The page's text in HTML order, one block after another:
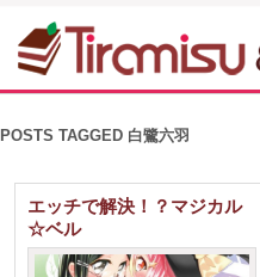
POSTS TAGGED 白鷺六羽
エッチで解決！？マジカル
☆ベル